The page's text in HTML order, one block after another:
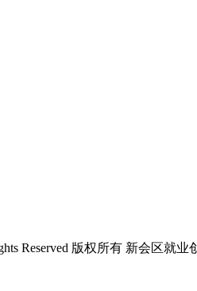
Reserved 版权所有 新会区就业